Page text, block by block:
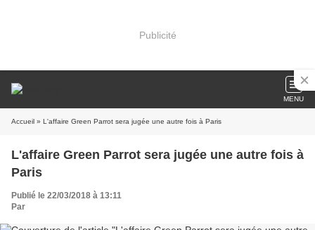
Publicité
MENU
Accueil » L'affaire Green Parrot sera jugée une autre fois à Paris
L'affaire Green Parrot sera jugée une autre fois à
Paris
Publié le 22/03/2018 à 13:11
Par